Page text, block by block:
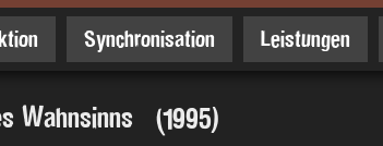
Synchronisation Leistungen
Wahnsinns (1995)